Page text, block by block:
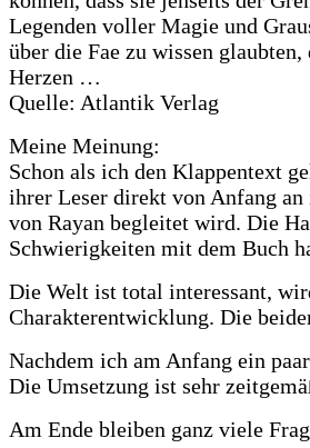
Legenden voller Magie und
über die Fae zu wissen
Herzen …
Quelle: Atlantik Verlag
Meine Meinung:
Schon als ich den Klappentext
ihrer Leser direkt von Anfang an
von Rayan begleitet wird. Die
Schwierigkeiten mit dem Buch
Die Welt ist total interessant,
Charakterentwicklung. Die
Nachdem ich am Anfang ein
Die Umsetzung ist sehr
Am Ende bleiben ganz viele